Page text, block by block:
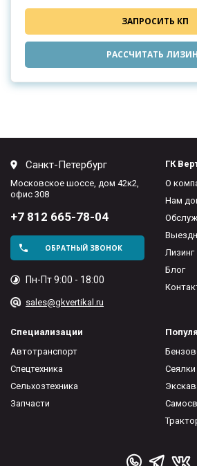
ЗАПРОСИТЬ КП
РАССЧИТАТЬ
Санкт-Петербург
Московское шоссе, дом 42к2,
офис 308
+7 812 665-78-04
ОБРАТНЫЙ ЗВОНОК
Пн-Пт 9:00 - 18:00
sales@gkvertikal.ru
ГК
О
Нам
Лизинг
Блог
Специализации
Автотранспорт
Спецтехника
Сельхозтехника
Запчасти
Сеялки